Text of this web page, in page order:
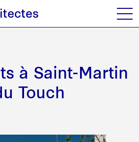
à Saint-Martin
Touch